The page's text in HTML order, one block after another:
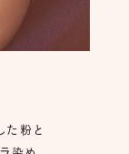
た粉と